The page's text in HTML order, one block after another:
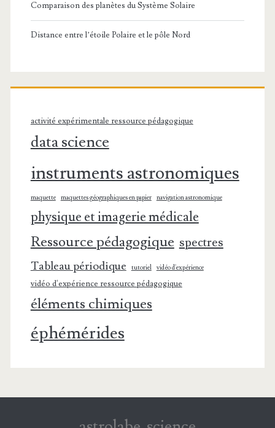
Comparaison des planètes du Système Solaire
Distance entre l’étoile Polaire et le pôle Nord
activité expérimentale ressource pédagogique
data science
instruments astronomiques
maquette maquettes géographiques en papier navigation astronomique
physique et imagerie médicale
Ressource pédagogique spectres
Tableau périodique tutoriel vidéo d'expérience
vidéo d'expérience ressource pédagogique
éléments chimiques
éphémérides